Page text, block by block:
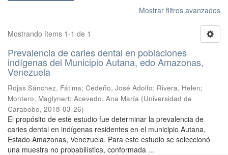
Mostrar filtros avanzados
Mostrando ítems 1-1 de 1
Prevalencia de caries dental en poblaciones
indígenas del Municipio Autana, edo Amazonas,
Venezuela
Rojas Sánchez, Fátima; Cedeño, José Adolfo; Rivera, Helen;
Montero, Maglynert; Acevedo, Ana María (Universidad de
Carabobo, 2018-03-26)
El propósito de este estudio fue determinar la prevalencia de
caries dental en indígenas residentes en el municipio Autana,
Estado Amazonas, Venezuela. Para este estudio se seleccionó
una muestra no probabilística, conformada ...